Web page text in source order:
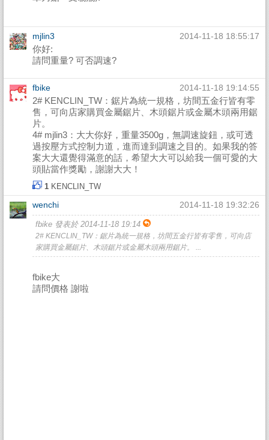
mjlin3 2014-11-18 18:55:17
你好:
請問重量? 可否調速?
fbike 2014-11-18 19:14:55
2# KENCLIN_TW：鋸片為統一規格，坊間五金行皆有零
售，可向店家購買金屬鋸片、木頭鋸片或金屬木頭兩用鋸
片。
4# mjlin3：大大你好，重量3500g，無調速旋鈕，或可透
過按壓方式控制力道，進而達到調速之目的。如果我的答
案大大還覺得滿意的話，希望大大可以給我一個可愛的大
頭貼當作獎勵，謝謝大大！
1 KENCLIN_TW
wenchi 2014-11-18 19:32:26
fbike 發表於 2014-11-18 19:14
2# KENCLIN_TW：鋸片為統一規格，坊間五金行皆有零售，可向店
家購買金屬鋸片、木頭鋸片或金屬木頭兩用鋸片。 ...
fbike大
請問價格 謝啦